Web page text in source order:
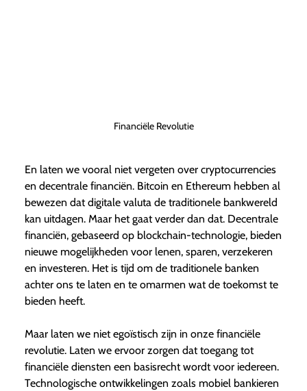
Financiële Revolutie
En laten we vooral niet vergeten over cryptocurrencies
en decentrale financiën. Bitcoin en Ethereum hebben al
bewezen dat digitale valuta de traditionele bankwereld
kan uitdagen. Maar het gaat verder dan dat. Decentrale
financiën, gebaseerd op blockchain-technologie, bieden
nieuwe mogelijkheden voor lenen, sparen, verzekeren
en investeren. Het is tijd om de traditionele banken
achter ons te laten en te omarmen wat de toekomst te
bieden heeft.
Maar laten we niet egoïstisch zijn in onze financiële
revolutie. Laten we ervoor zorgen dat toegang tot
financiële diensten een basisrecht wordt voor iedereen.
Technologische ontwikkelingen zoals mobiel bankieren